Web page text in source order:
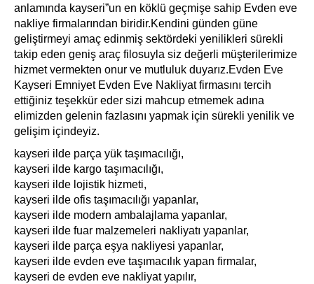
anlamında kayseri”un en köklü geçmişe sahip Evden eve
nakliye firmalarından biridir.Kendini günden güne
geliştirmeyi amaç edinmiş sektördeki yenilikleri sürekli
takip eden geniş araç filosuyla siz değerli müşterilerimize
hizmet vermekten onur ve mutluluk duyarız.Evden Eve
Kayseri Emniyet Evden Eve Nakliyat firmasını tercih
ettiğiniz teşekkür eder sizi mahcup etmemek adına
elimizden gelenin fazlasını yapmak için sürekli yenilik ve
gelişim içindeyiz.
kayseri ilde parça yük taşımacılığı,
kayseri ilde kargo taşımacılığı,
kayseri ilde lojistik hizmeti,
kayseri ilde ofis taşımacılığı yapanlar,
kayseri ilde modern ambalajlama yapanlar,
kayseri ilde fuar malzemeleri nakliyatı yapanlar,
kayseri ilde parça eşya nakliyesi yapanlar,
kayseri ilde evden eve taşımacılık yapan firmalar,
kayseri de evden eve nakliyat yapılır,